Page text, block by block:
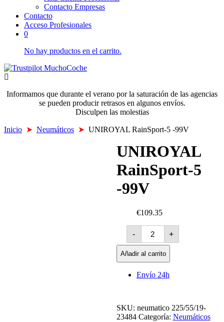
Contacto Empresas
Contacto
Acceso Profesionales
0
No hay productos en el carrito.
Informamos que durante el verano por la saturación de las agencias
se pueden producir retrasos en algunos envíos.
Disculpen las molestias
Inicio ➤ Neumáticos ➤ UNIROYAL RainSport-5 -99V
UNIROYAL
RainSport-5
-99V
€109.35
-
UNIROYAL
RainSport-
5
-99V
cantidad
+
Añadir al carrito
Envío 24h
SKU: neumatico 225/55/19-
23484 Categoría: Neumáticos